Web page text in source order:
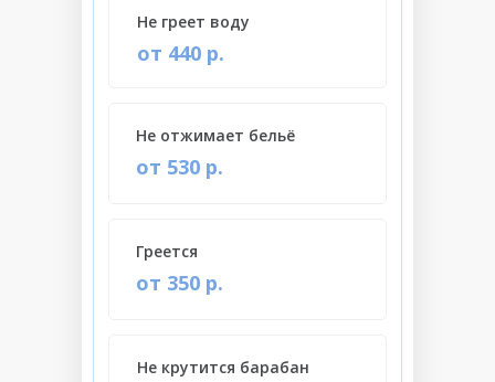
Не крутится барабан
от 440 р.
Не греет воду
от 530 р.
Не отжимает бельё
от 350 р.
Греется